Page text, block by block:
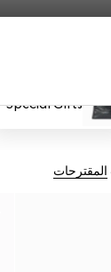
Special Gifts
المقترحات